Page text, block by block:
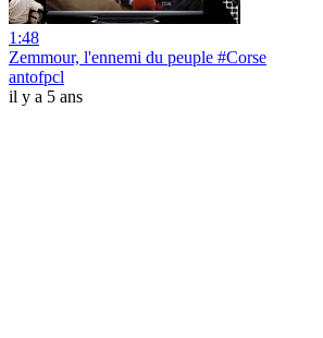
1:48
Zemmour, l'ennemi du peuple #Corse
antofpcl
il y a 5 ans